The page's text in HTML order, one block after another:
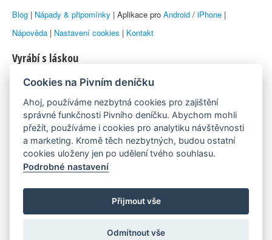
Blog | Nápady & připomínky | Aplikace pro Android / iPhone |
Nápověda | Nastavení cookies | Kontakt
Vyrábí s láskou
© 2010–2026 byLukáš Zemanaka Emka
Máme rádi
Pivní.info
Poznámka pod čarou
Pivní deníček je nezávislý zdroj, který není spjat s žádným
konkrétním pivovarem ani restaurací. Názory uživatelů nemusí nutně
reprezentovat názory tvůrců Deníčku.
Cookies na Pivním deníčku
Ahoj, používáme nezbytná cookies pro zajištění
správné funkčnosti Pivního deníčku. Abychom mohli
přežít, používáme i cookies pro analytiku návštěvnosti
a marketing. Kromě těch nezbytných, budou ostatní
cookies uloženy jen po udělení tvého souhlasu.
Podrobné nastavení
Přijmout vše
Odmítnout vše